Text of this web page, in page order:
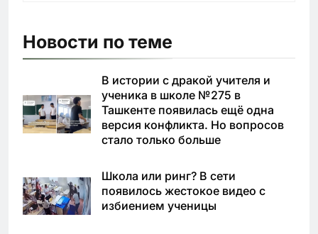
Новости по теме
В истории с дракой учителя и
ученика в школе №275 в
Ташкенте появилась ещё одна
версия конфликта. Но вопросов
стало только больше
Школа или ринг? В сети
появилось жестокое видео с
избиением ученицы